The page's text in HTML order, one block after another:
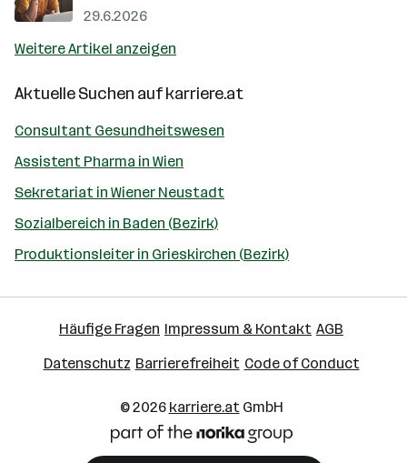
29.6.2026
Weitere Artikel anzeigen
Aktuelle Suchen aufkarriere.at
Consultant Gesundheitswesen
Assistent Pharma in Wien
Sekretariat in Wiener Neustadt
Sozialbereich in Baden (Bezirk)
Produktionsleiter in Grieskirchen (Bezirk)
Häufige Fragen Impressum & Kontakt AGB
Datenschutz Barrierefreiheit Code of Conduct
© 2026 karriere.atGmbH